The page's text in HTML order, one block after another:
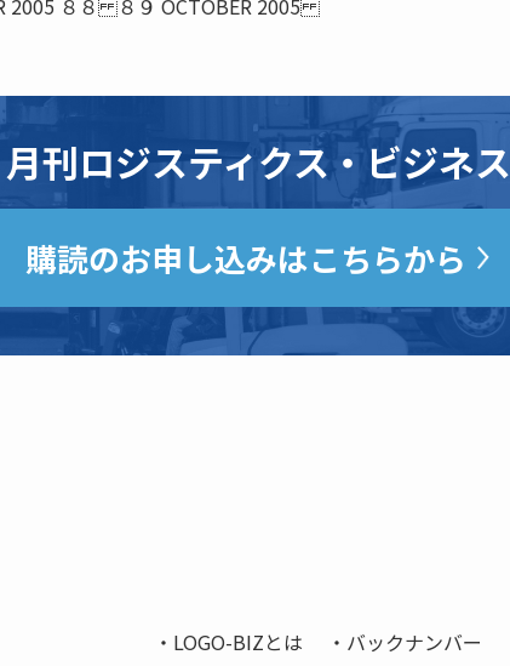
2005 ８８ ８９ OCTOBER 2005
月刊ロジスティクス・ビジネス
購読のお申し込みはこちらから
LOGO-BIZとは バックナンバー